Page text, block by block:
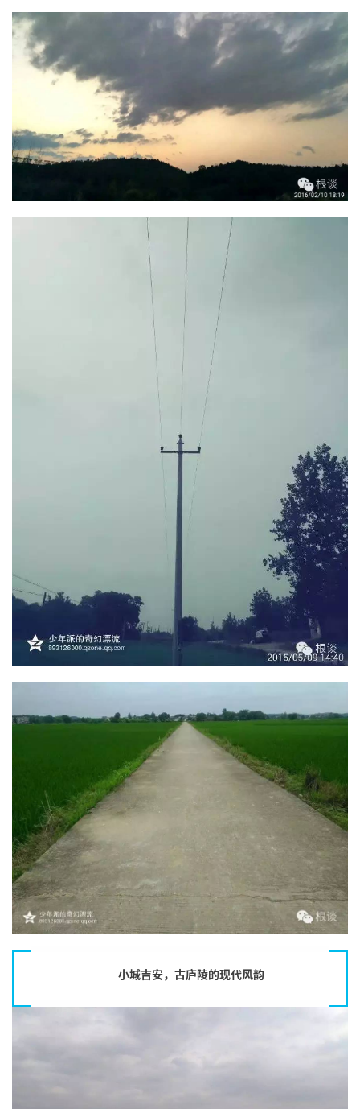
小城吉安，古庐陵的现代风韵